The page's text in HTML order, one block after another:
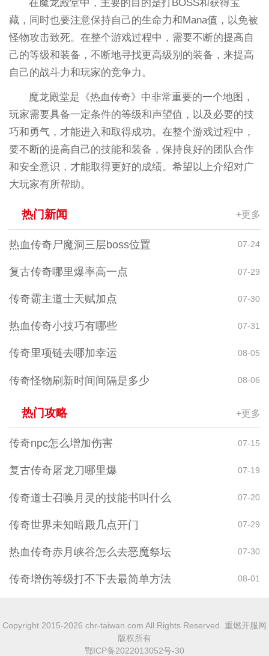
在魔龙殿堂中，主要的目的是打BOSS和获得宝
藏，同时也要注意保持自己的生命力和Mana值，以免被
怪物攻击致死。在整个游戏过程中，需要不断的提高自
己的等级和装备，不断地寻找更高级别的装备，来提高
自己的战斗力和玩家的竞争力。
魔龙殿堂是《热血传奇》中非常重要的一个地图，
玩家需要具备一定条件的等级和声望值，以及必要的技
巧和勇气，才能进入和取得成功。在整个游戏过程中，
要不断的提高自己的技能和装备，保持良好的团队合作
和安全意识，才能取得更好的成绩。希望以上介绍对广
大玩家有所帮助。
热门新闻 +更多
热血传奇尸魔洞三层boss位置 07-24
复古传奇哪里爆率高一点 07-29
传奇霸主道士天赋加点 07-30
热血传奇小技巧有哪些 07-31
传奇里项链去哪加幸运 08-05
传奇怪物刷新时间间隔是多少 08-06
热门攻略 +更多
传奇npc怎么增加伤害 07-15
复古传奇屠龙刀哪里爆 07-19
传奇道士召唤月灵的技能书叫什么 07-20
传奇世界未知暗殿几点开门 07-29
热血传奇赤月峡谷怎么去恶魔祭坛 07-30
传奇增伤等级打不下去最简单方法 08-01
Copyright 2015-2026 chr-taiwan.com All Rights Reserved. 重燃开服网
版权所有
鄂ICP备2022013052号-30